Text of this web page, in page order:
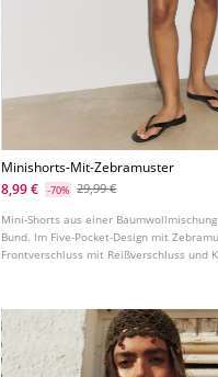
Minishorts-Mit-Zebramuster
8,99 €
-70% 29,99 €
Mini-Shorts aus einer
Bund. Im Five-Pocket-Design mit
Frontverschluss mit Reißverschluss und